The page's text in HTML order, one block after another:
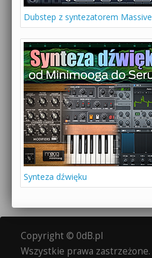
Dubstep z syntezatorem Massive
Synteza dźwięku
Copyright © 0dB.pl
Wszystkie prawa zastrzeżone.